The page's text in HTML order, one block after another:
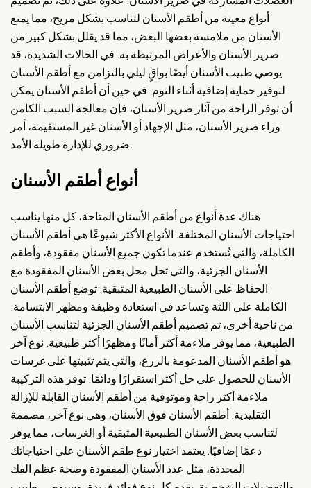
أنواع معينة من أطقم الأسنان لتناسب بشكل مريح، مما يمنع
الأسنان من ملامسة بعضها البعض، مما قد يقلل بشكل كبير من
صرير الأسنان والأعراض المرتبطة به. في الحالات الشديدة، قد
يوصي طبيب الأسنان أيضًا بواقٍ ليلي بالتزامن مع أطقم الأسنان
لتوفير حماية إضافية أثناء النوم. في حين أن أطقم الأسنان يمكن
أن توفر الراحة من آثار صرير الأسنان، فإن معالجة السبب الكامن
وراء صرير الأسنان، مثل الإجهاد أو الأسنان غير المستقيمة، أمر
ضروري للإدارة طويلة الأمد.
أنواع أطقم الأسنان
هناك عدة أنواع من أطقم الأسنان المتاحة، كل منها يناسب
احتياجات الأسنان المختلفة. الأنواع الأكثر شيوعًا هي أطقم الأسنان
الكاملة، والتي تُستخدم عندما تكون جميع الأسنان مفقودة، وأطقم
الأسنان الجزئية، والتي تحل محل بعض الأسنان المفقودة مع
الحفاظ على الأسنان الطبيعية المتبقية. توضع أطقم الأسنان
الكاملة على اللثة وتساعد في استعادة وظيفة ومظهر الابتسامة.
من ناحية أخرى، تم تصميم أطقم الأسنان الجزئية لتناسب الأسنان
الطبيعية، مما يوفر ملاءمة أكثر أمانًا ومظهرًا أكثر طبيعية. نوع آخر
هو أطقم الأسنان المدعومة بالزرع، والتي يتم تثبيتها على غرسات
الأسنان للحصول على حل أكثر استقرارًا ودائمًا. توفر هذه التركيبة
ملاءمة أكثر راحة وموثوقية من أطقم الأسنان القابلة للإزالة
التقليدية. أطقم الأسنان فوق الأسنان، وهي نوع آخر، مصممة
لتناسب بعض الأسنان الطبيعية المتبقية أو الغرسات، مما يوفر
دعمًا إضافيًا. يعتمد اختيار نوع طقم الأسنان على احتياجاتك
المحددة، مثل عدد الأسنان المفقودة وصحة عظم الفك